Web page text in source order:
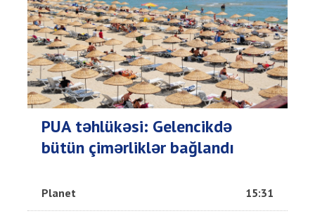
PUA təhlükəsi: Gelencikdə
bütün çimərliklər bağlandı
Planet 15:31